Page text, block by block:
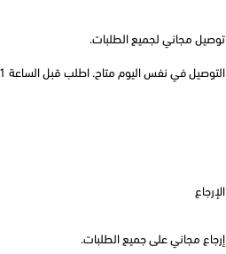
توصيل مجاني لجميع الطلبات.
التوصيل في نفس اليوم متاح. اطلب قبل الساعة 1 مساءً
الإرجاع
إرجاع مجاني على جميع الطلبات.